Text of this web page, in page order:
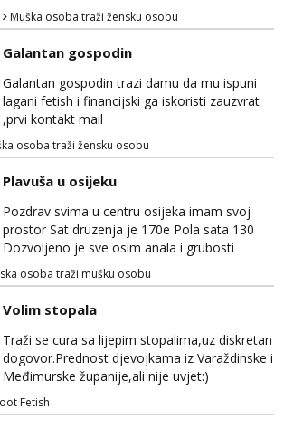
Muška osoba traži žensku osobu
Galantan gospodin
Galantan gospodin trazi damu da mu ispuni
lagani fetish i financijski ga iskoristi zauzvrat
,prvi kontakt mail
osoba traži žensku osobu
Plavuša u osijeku
Pozdrav svima u centru osijeka imam svoj
prostor Sat druzenja je 170e Pola sata 130
Dozvoljeno je sve osim anala i grubosti
Prodajem i svoja videa ako nekog zanima Za
dogovor javite se na wocap 0919282417
osoba traži mušku osobu
Volim stopala
Traži se cura sa lijepim stopalima,uz diskretan
dogovor.Prednost djevojkama iz Varaždinske i
Međimurske županije,ali nije uvjet:)
Fetish